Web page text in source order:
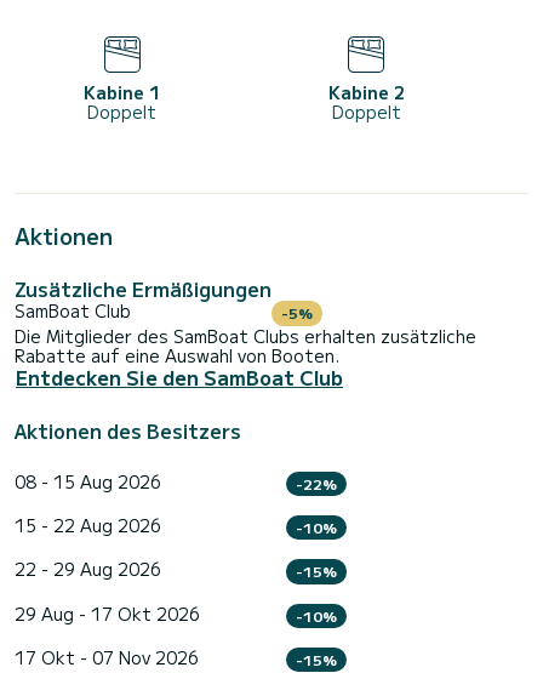
Kabine 1
Doppelt
Kabine 2
Doppelt
Aktionen
Zusätzliche Ermäßigungen
SamBoat Club -5%
Die Mitglieder des SamBoat Clubs erhalten zusätzliche
Rabatte auf eine Auswahl von Booten.
Entdecken Sie den SamBoat Club
Aktionen des Besitzers
08 - 15 Aug 2026 -22%
15 - 22 Aug 2026 -10%
22 - 29 Aug 2026 -15%
29 Aug - 17 Okt 2026 -10%
17 Okt - 07 Nov 2026 -15%